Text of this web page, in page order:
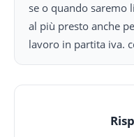
se o quando saremo
al più presto anche
lavoro in partita iva.